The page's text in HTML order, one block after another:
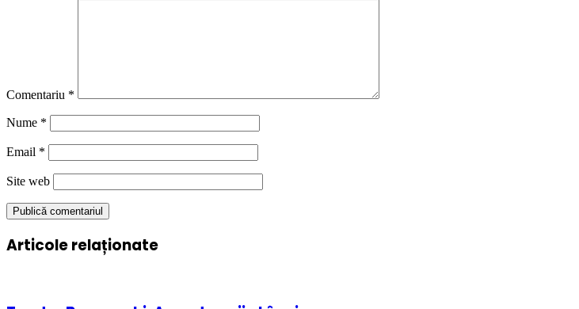
Comentariu *
Nume *
Email *
Site web
Articole relaționate